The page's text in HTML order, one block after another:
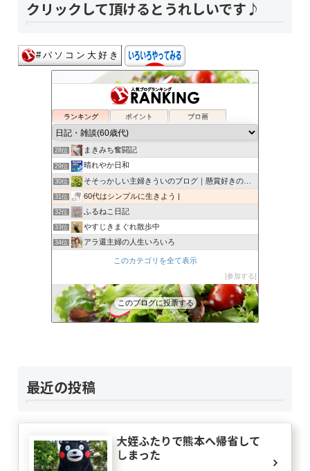
クリックして頂けるとうれしいです♪
ランキング ポイント ブロ画
ワカメと銭婆との喜怒哀楽
さよのシンプルライフブログ
26位 わすれんぼにっき
27位 今日とこれからと
28位 まきみち奮闘記
29位 晴れやか日和
30位 そそっかしい主婦きういのブログ｜懸賞好きの忙しい主婦です。
31位 60代はシンプルに生きよう |
32位 ふるねこ日記
33位 やすじきまぐれ散歩中
34位 アラ還主婦の人生いろいろ
あすのはやなり
37位 還暦過ぎたら
38位 ６１歳BABAの悪あがき
このカテゴリを全て表示
参加する
このブログに投票する
最近の投稿
大姪ふたりで熊本へ帰省して
しまった